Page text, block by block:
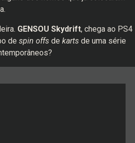
GENSOU Skydrift, chega ao PS4
de spin offsde kartsde uma série